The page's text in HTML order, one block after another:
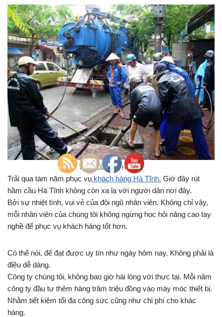
Thông tắc cống Hà Tĩnh
Trải qua tám năm phục vụ khách hàng Hà Tĩnh. Giờ đây rút
hầm cầu Hà Tĩnh không còn xa lạ với người dân nơi đây.
Bởi sự nhiệt tình, vui vẻ của đội ngũ nhân viên. Không chỉ vậy,
mỗi nhân viên của chúng tôi không ngừng học hỏi nâng cao tay
nghề để phục vụ khách hàng tốt hơn.
Có thể nói, để đạt được uy tín như ngày hôm nay. Không phải là
điều dễ dàng.
Công ty chúng tôi, không bao giờ hài lòng với thực tại. Mỗi năm
công ty đầu tư thêm hàng trăm triệu đồng vào máy móc thiết bị.
Nhằm tiết kiệm tối đa công sức cũng như chi phí cho khác
hàng.